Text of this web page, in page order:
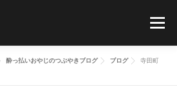
メニュー
酔っ払いおやじのつぶやきブログ ブログ
寺田町